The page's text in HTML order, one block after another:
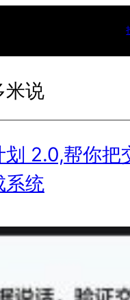
米说
划 2.0,帮你把
系统